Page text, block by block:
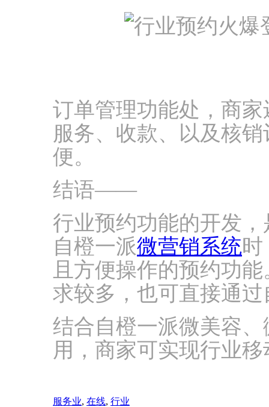
订单管理功能处，商
服务、收款、以及核
便。
结语——
行业预约功能的开发
自橙一派微营销系统时
且方便操作的预约功
求较多，也可直接通
结合自橙一派微美容
用，商家可实现行业
服务业, 在线, 行业